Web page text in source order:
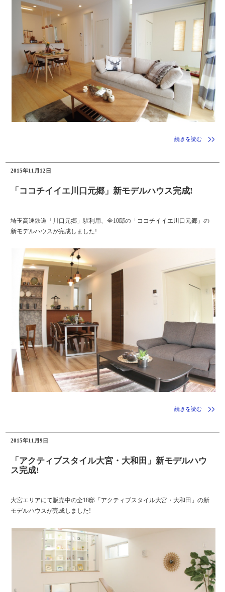
続きを読む
2015年11月12日
「ココチイイエ川口元郷」新モデルハウス完成!
埼玉高速鉄道「川口元郷」駅利用、全10邸の「ココチイイエ川口元郷」の
新モデルハウスが完成しました!
続きを読む
2015年11月9日
「アクティブスタイル大宮・大和田」新モデルハウ
ス完成!
大宮エリアにて販売中の全18邸「アクティブスタイル大宮・大和田」の新
モデルハウスが完成しました!